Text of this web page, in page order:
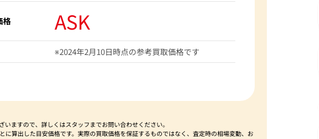
格 ASK
※2024年2月10日時点の参考買取価格です
ますので、詳しくはスタッフまでお問い合わせください。
算出した目安価格です。実際の買取価格を保証するものではなく、査定時の相場変動、お